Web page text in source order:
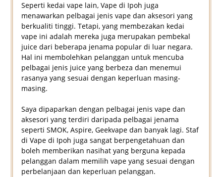
Seperti kedai vape lain, Vape di Ipoh juga
menawarkan pelbagai jenis vape dan aksesori yang
berkualiti tinggi. Tetapi, yang membezakan kedai
vape ini adalah mereka juga merupakan pembekal
juice dari beberapa jenama popular di luar negara.
Hal ini membolehkan pelanggan untuk mencuba
pelbagai jenis juice yang berbeza dan menemui
rasanya yang sesuai dengan keperluan masing-
masing.
Saya dipaparkan dengan pelbagai jenis vape dan
aksesori yang terdiri daripada pelbagai jenama
seperti SMOK, Aspire, Geekvape dan banyak lagi. Staf
di Vape di Ipoh juga sangat berpengetahuan dan
boleh memberikan nasihat yang berguna kepada
pelanggan dalam memilih vape yang sesuai dengan
perbelanjaan dan keperluan pelanggan.